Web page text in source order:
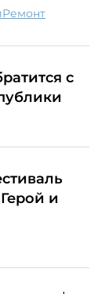
ремонт
с
и